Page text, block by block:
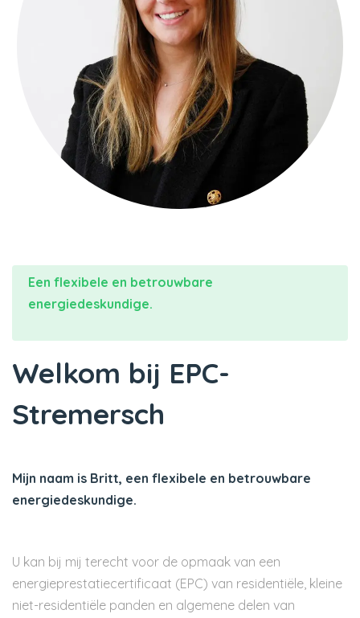
Een flexibele en betrouwbare
energiedeskundige.
Welkom bij EPC-
Stremersch
Mijn naam is Britt, een flexibele en betrouwbare
energiedeskundige.
U kan bij mij terecht voor de opmaak van een
energieprestatiecertificaat (EPC) van residentiële, kleine
niet-residentiële panden en algemene delen van